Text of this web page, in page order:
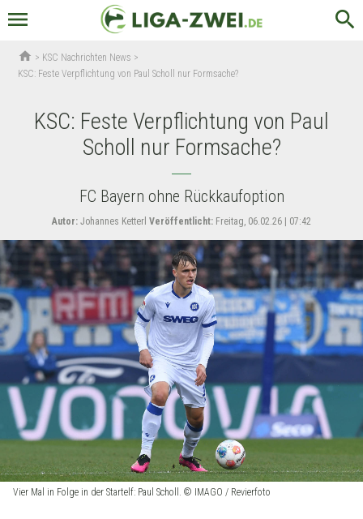
menu search
home > KSC Nachrichten News >
KSC: Feste Verpflichtung von Paul Scholl nur Formsache?
KSC: Feste Verpflichtung von Paul
Scholl nur Formsache?
FC Bayern ohne Rückkaufoption
Autor: Johannes Ketterl Veröffentlicht: Freitag, 06.02.26 | 07:42
Vier Mal in Folge in der Startelf: Paul Scholl. © IMAGO / Revierfoto